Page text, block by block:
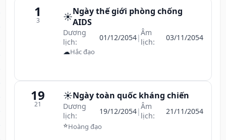
1
3 ☀️Ngày thế giới phòng chống
AIDS
Dương
lịch:
01/12/2054|Âm
lịch:
03/11/2054
☁Hắc đạo
19
21
☀️Ngày toàn quốc kháng chiến
Dương
lịch:
19/12/2054|Âm
lịch:
21/11/2054
⭐Hoàng đạo